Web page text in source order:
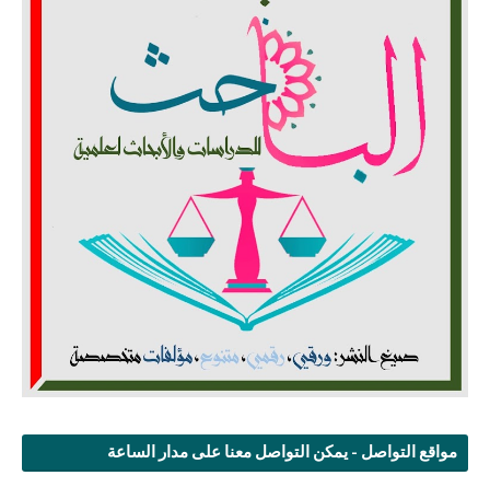
مواقع التواصل - يمكن التواصل معنا على مدار الساعة